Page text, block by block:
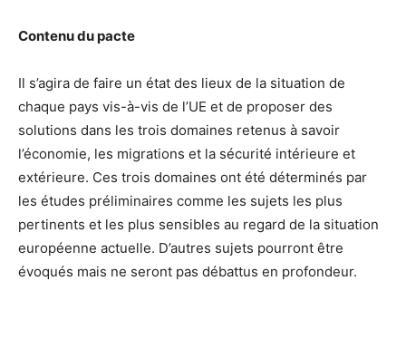
Contenu du pacte
Il s’agira de faire un état des lieux de la situation de
chaque pays vis-à-vis de l’UE et de proposer des
solutions dans les trois domaines retenus à savoir
l’économie, les migrations et la sécurité intérieure et
extérieure. Ces trois domaines ont été déterminés par
les études préliminaires comme les sujets les plus
pertinents et les plus sensibles au regard de la situation
européenne actuelle. D’autres sujets pourront être
évoqués mais ne seront pas débattus en profondeur.